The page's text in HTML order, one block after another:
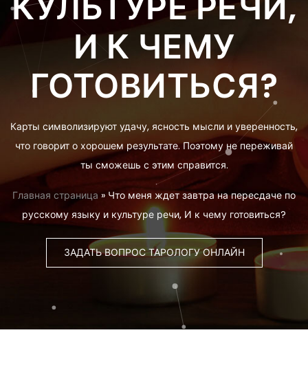
И К ЧЕМУ
ГОТОВИТЬСЯ?
Карты символизируют удачу, ясность мысли и уверенность,
что говорит о хорошем результате. Поэтому не переживай
ты сможешь с этим справится.
Главная страница » Что меня ждет завтра на пересдаче по
русскому языку и культуре речи, И к чему готовиться?
ЗАДАТЬ ВОПРОС ТАРОЛОГУ ОНЛАЙН